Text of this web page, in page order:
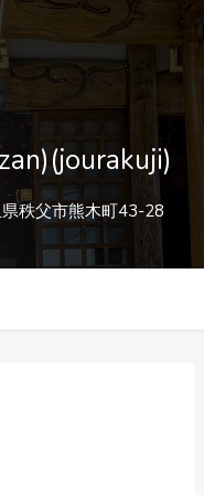
秩父市熊木町43-28